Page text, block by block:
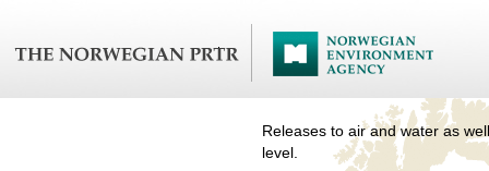
Releases to air and water as
level.